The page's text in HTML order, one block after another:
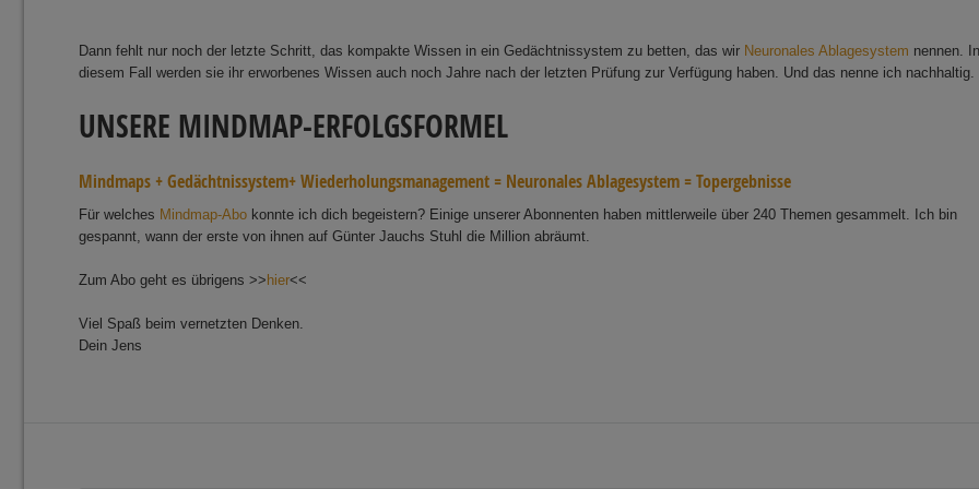
Dann fehlt nur noch der letzte Schritt, das kompakte Wissen in ein Gedächtnissystem zu betten, das wir Neuronales Ablagesystem nennen. In
diesem Fall werden sie ihr erworbenes Wissen auch noch Jahre nach der letzten Prüfung zur Verfügung haben. Und das nenne ich nachhaltig.
UNSERE MINDMAP-ERFOLGSFORMEL
Mindmaps + Gedächtnissystem+ Wiederholungsmanagement = Neuronales Ablagesystem = Topergebnisse
Für welches Mindmap-Abo konnte ich dich begeistern? Einige unserer Abonnenten haben mittlerweile über 240 Themen gesammelt. Ich bin
gespannt, wann der erste von ihnen auf Günter Jauchs Stuhl die Million abräumt.
Zum Abo geht es übrigens >> hier<<
Viel Spaß beim vernetzten Denken.
Dein Jens